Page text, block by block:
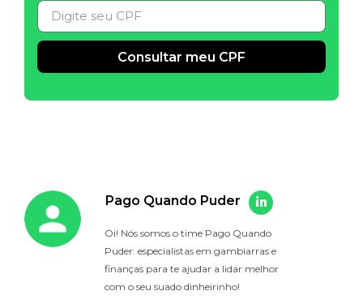
Consultar meu CPF
Pago Quando Puder
Oi! Nós somos o time Pago Quando
Puder: especialistas em gambiarras e
finanças para te ajudar a lidar melhor
com o seu suado dinheirinho!